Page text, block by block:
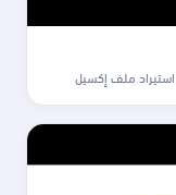
ملف إكسيل